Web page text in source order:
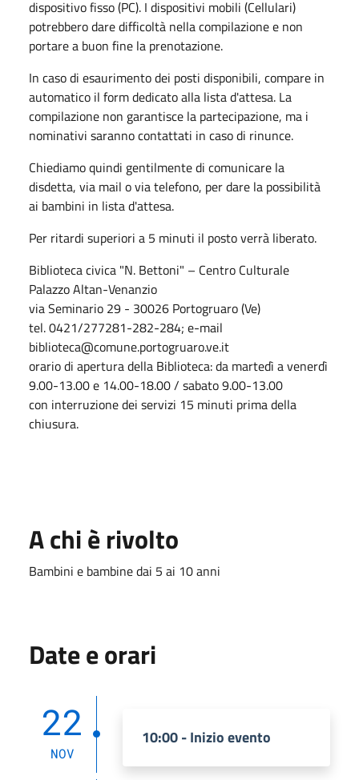
dispositivo fisso (PC). I dispositivi mobili (Cellulari)
potrebbero dare difficoltà nella compilazione e non
portare a buon fine la prenotazione.
In caso di esaurimento dei posti disponibili, compare in
automatico il form dedicato alla lista d'attesa. La
compilazione non garantisce la partecipazione, ma i
nominativi saranno contattati in caso di rinunce.
Chiediamo quindi gentilmente di comunicare la
disdetta, via mail o via telefono, per dare la possibilità
ai bambini in lista d'attesa.
Per ritardi superiori a 5 minuti il posto verrà liberato.
Biblioteca civica "N. Bettoni" – Centro Culturale
Palazzo Altan-Venanzio
via Seminario 29 - 30026 Portogruaro (Ve)
tel. 0421/277281-282-284; e-mail
biblioteca@comune.portogruaro.ve.it
orario di apertura della Biblioteca: da martedì a venerdì
9.00-13.00 e 14.00-18.00 / sabato 9.00-13.00
con interruzione dei servizi 15 minuti prima della
chiusura.
A chi è rivolto
Bambini e bambine dai 5 ai 10 anni
Date e orari
22
NOV
10:00 - Inizio evento